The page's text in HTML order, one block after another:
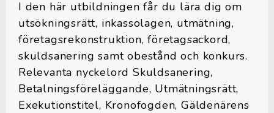
I den här utbildningen får du lära dig om
utsökningsrätt, inkassolagen, utmätning,
företagsrekonstruktion, företagsackord,
skuldsanering samt obestånd och konkurs.
Relevanta nyckelord Skuldsanering,
Betalningsföreläggande, Utmätningsrätt,
Exekutionstitel, Kronofogden, Gäldenärens